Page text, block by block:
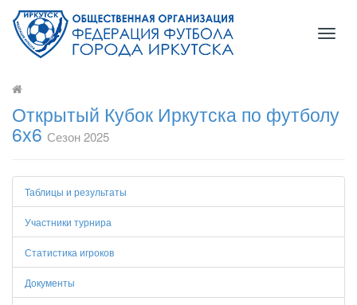
Открытый Кубок Иркутска по футболу
6х6 Сезон 2025
Таблицы и результаты
Участники турнира
Статистика игроков
Документы